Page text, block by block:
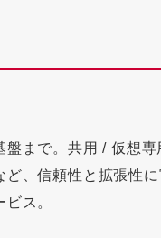
共用 / 仮想専用
頼性と拡張性に富